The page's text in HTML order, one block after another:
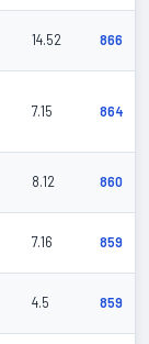
14.52 866
7.15 864
8.12 860
7.16 859
4.5 859